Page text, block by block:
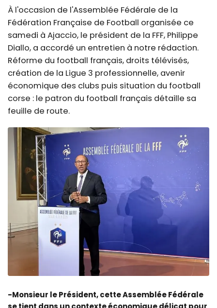
À l'occasion de l'Assemblée Fédérale de la
Fédération Française de Football organisée ce
samedi à Ajaccio, le président de la FFF, Philippe
Diallo, a accordé un entretien à notre rédaction.
Réforme du football français, droits télévisés,
création de la Ligue 3 professionnelle, avenir
économique des clubs puis situation du football
corse : le patron du football français détaille sa
feuille de route.
-Monsieur le Président, cette Assemblée Fédérale